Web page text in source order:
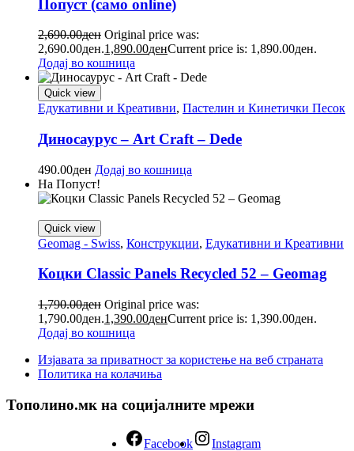
Попуст (само online)
2,690.00ден Original price was:
2,690.00ден.1,890.00денCurrent price is: 1,890.00ден.
Додај во кошница
Quick view
Едукативни и Креативни, Пастелин и Кинетички Песок
Диносаурус – Art Craft – Dede
490.00ден Додај во кошница
На Попуст!
Quick view
Geomag - Swiss, Конструкции, Едукативни и Креативни
Коцки Classic Panels Recycled 52 – Geomag
1,790.00ден Original price was:
1,790.00ден.1,390.00денCurrent price is: 1,390.00ден.
Додај во кошница
Изјавата за приватност за користење на веб страната
Политика на колачиња
Тополино.мк на социјалните мрежи
Facebook
Instagram